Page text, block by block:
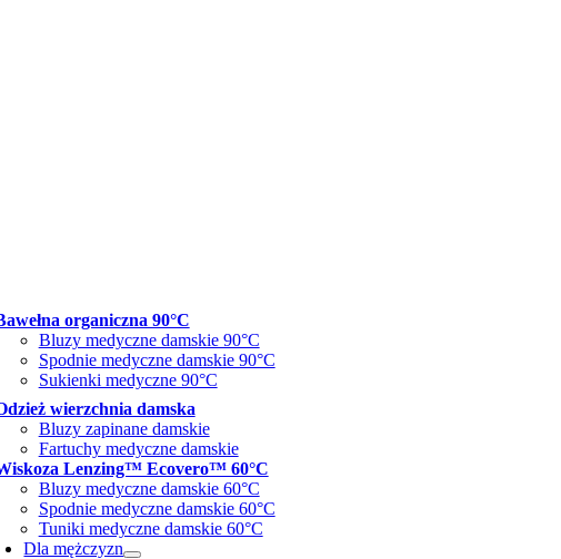
organiczna 90°C
Bluzy medyczne damskie 90°C
Spodnie medyczne damskie 90°C
Sukienki medyczne 90°C
wierzchnia damska
Bluzy zapinane damskie
Fartuchy medyczne damskie
Lenzing™ Ecovero™ 60°C
Bluzy medyczne damskie 60°C
Spodnie medyczne damskie 60°C
Tuniki medyczne damskie 60°C
Dla mężczyzn